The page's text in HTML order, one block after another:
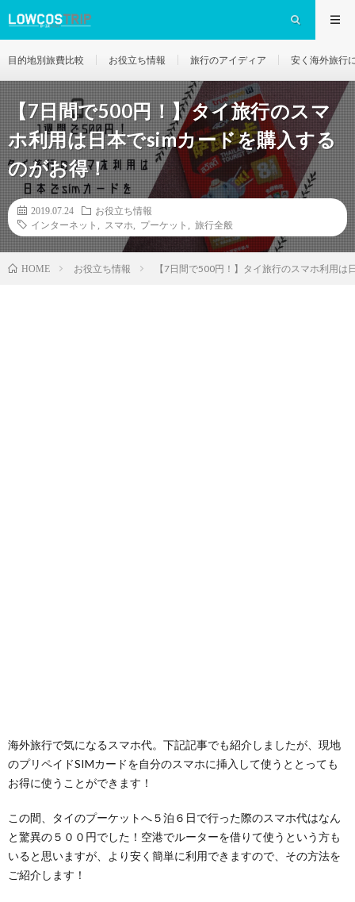
目的地別旅費比較 お役立ち情報 旅行のアイディア 安く海外旅行
【7日間で500円！】タイ旅行のスマ
ホ利用は日本でsimカードを購入する
のがお得！
2019.07.24
お役立ち情報
インターネット
スマホ プーケット 旅行全般
HOME お役立ち情報 【7日間で500円！】タイ旅行のスマホ利用
海外旅行で気になるスマホ代。下記記事でも紹介しましたが、現地
のプリペイドSIMカードを自分のスマホに挿入して使うととっても
お得に使うことができます！
この間、タイのプーケットへ５泊６日で行った際のスマホ代はなん
と驚異の５００円でした！空港でルーターを借りて使うという方も
いると思いますが、より安く簡単に利用できますので、その方法を
ご紹介します！